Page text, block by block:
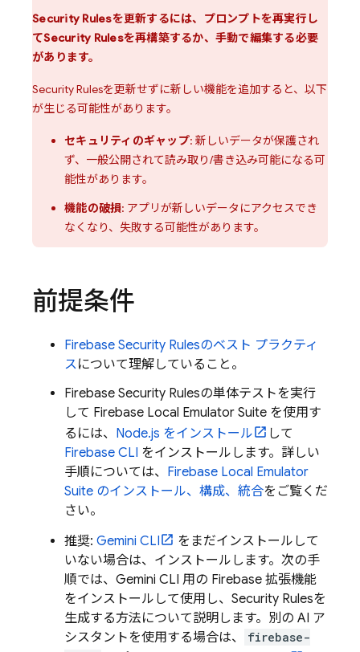
Security Rulesを更新するには、プロンプトを再実行し
てSecurity Rulesを再構築するか、手動で編集する必要
があります。
Security Rulesを更新せずに新しい機能を追加すると、以下
が生じる可能性があります。
セキュリティのギャップ: 新しいデータが保護され
ず、一般公開されて読み取り/書き込み可能になる可
能性があります。
機能の破損: アプリが新しいデータにアクセスでき
なくなり、失敗する可能性があります。
前提条件
Firebase Security Rulesのベスト プラクティ
スについて理解していること。
Firebase Security Rulesの単体テストを実行
して Firebase Local Emulator Suite を使用す
るには、 Node.js をインストール
して
Firebase CLI をインストールします。詳しい
手順については、 Firebase Local Emulator
Suite のインストール、構成、統合をご覧くだ
さい。
推奨: Gemini CLI
をまだインストールして
いない場合は、インストールします。次の手
順では、 Gemini CLI 用の Firebase 拡張機能
をインストールして使用し、 Security Rulesを
生成する方法について説明します。別の AI ア
シスタントを使用する場合は、
firebase-